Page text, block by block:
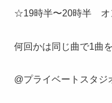
☆19時半〜20時半 オ
何回かは同じ曲で1曲
@プライベートスタジ